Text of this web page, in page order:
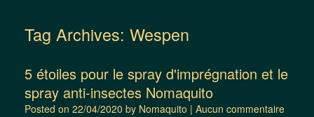
Tag Archives: Wespen
5 étoiles pour le spray d'imprégnation et le
spray anti-insectes Nomaquito
Posted on 22/04/2020 by Nomaquito | Aucun commentaire